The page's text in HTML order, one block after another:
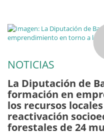
NOTICIAS
La Diputación de
formación en
los recursos
reactivación
forestales de 24